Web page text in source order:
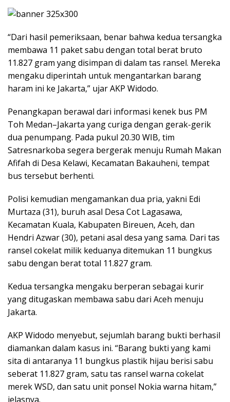
“Dari hasil pemeriksaan, benar bahwa kedua tersangka
membawa 11 paket sabu dengan total berat bruto
11.827 gram yang disimpan di dalam tas ransel. Mereka
mengaku diperintah untuk mengantarkan barang
haram ini ke Jakarta,” ujar AKP Widodo.
Penangkapan berawal dari informasi kenek bus PM
Toh Medan–Jakarta yang curiga dengan gerak-gerik
dua penumpang. Pada pukul 20.30 WIB, tim
Satresnarkoba segera bergerak menuju Rumah Makan
Afifah di Desa Kelawi, Kecamatan Bakauheni, tempat
bus tersebut berhenti.
Polisi kemudian mengamankan dua pria, yakni Edi
Murtaza (31), buruh asal Desa Cot Lagasawa,
Kecamatan Kuala, Kabupaten Bireuen, Aceh, dan
Hendri Azwar (30), petani asal desa yang sama. Dari tas
ransel cokelat milik keduanya ditemukan 11 bungkus
sabu dengan berat total 11.827 gram.
Kedua tersangka mengaku berperan sebagai kurir
yang ditugaskan membawa sabu dari Aceh menuju
Jakarta.
AKP Widodo menyebut, sejumlah barang bukti berhasil
diamankan dalam kasus ini. “Barang bukti yang kami
sita di antaranya 11 bungkus plastik hijau berisi sabu
seberat 11.827 gram, satu tas ransel warna cokelat
merek WSD, dan satu unit ponsel Nokia warna hitam,”
jelasnya.